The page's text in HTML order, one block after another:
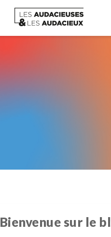
Bienvenue sur le